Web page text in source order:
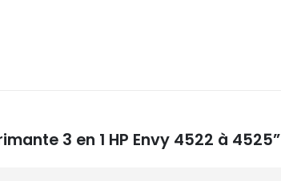
3 en 1 HP Envy 4522 à 4525”